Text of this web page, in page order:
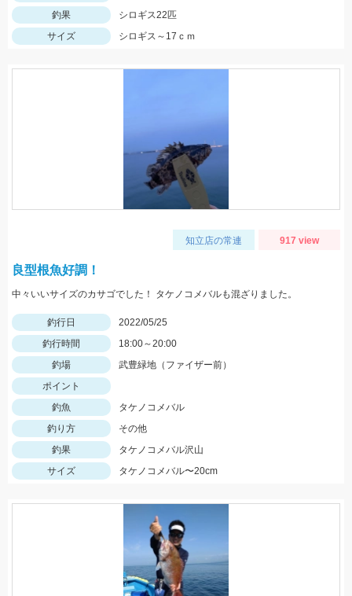
釣果
シロギス22匹
サイズ
シロギス～17ｃｍ
知立店の常連 917 view
良型根魚好調！
中々いいサイズのカサゴでした！ タケノコメバルも混ざりました。
釣行日
2022/05/25
釣行時間
18:00～20:00
釣場
武豊緑地（ファイザー前）
ポイント
釣魚
タケノコメバル
釣り方
その他
釣果
タケノコメバル沢山
サイズ
タケノコメバル〜20cm